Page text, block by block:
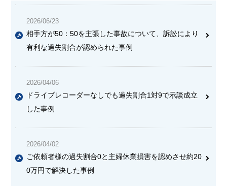
2026/06/23
相手方が50：50を主張した事故について、訴訟により
有利な過失割合が認められた事例
2026/04/06
ドライブレコーダーなしでも過失割合1対9で示談成立
した事例
2026/04/02
ご依頼者様の過失割合0と主婦休業損害を認めさせ約20
0万円で解決した事例